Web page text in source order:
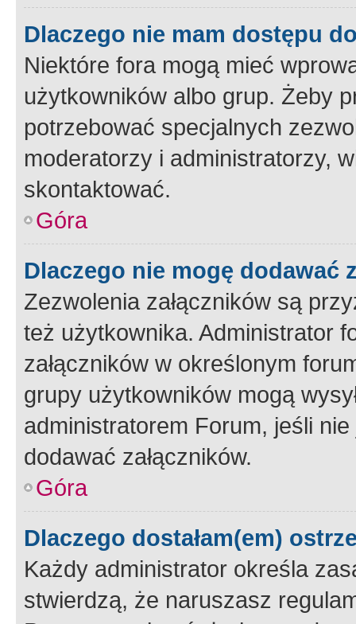
Dlaczego nie mam dostępu
Niektóre fora mogą mieć
użytkowników albo grup. Żeby
potrzebować specjalnych
moderatorzy i administratorzy,
skontaktować.
Góra
Dlaczego nie mogę dodawać
Zezwolenia załączników są
też użytkownika. Administrator
załączników w określonym
grupy użytkowników mogą
administratorem Forum, jeśli
dodawać załączników.
Góra
Dlaczego dostałam(em)
Każdy administrator określa
stwierdzą, że naruszasz